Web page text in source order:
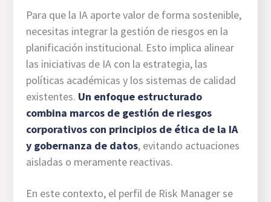
Para que la IA aporte valor de forma sostenible,
necesitas integrar la gestión de riesgos en la
planificación institucional. Esto implica alinear
las iniciativas de IA con la estrategia, las
políticas académicas y los sistemas de calidad
existentes. Un enfoque estructurado
combina marcos de gestión de riesgos
corporativos con principios de ética de la IA
y gobernanza de datos, evitando actuaciones
aisladas o meramente reactivas.
En este contexto, el perfil de Risk Manager se